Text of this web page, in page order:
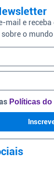
mail e
o
Políticas do